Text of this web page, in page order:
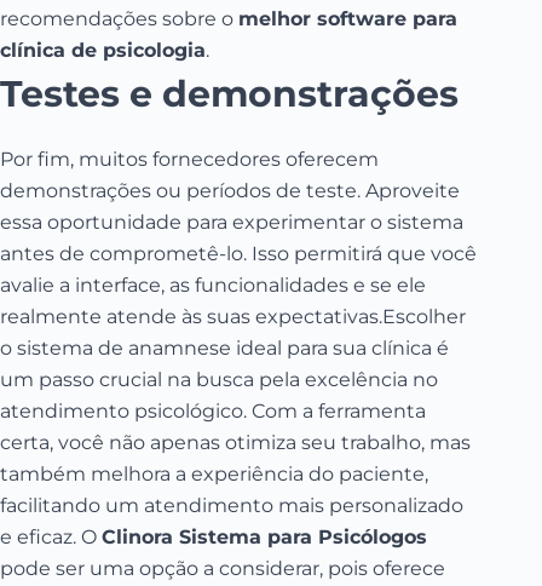
recomendações sobre o melhor software para
clínica de psicologia.
Testes e demonstrações
Por fim, muitos fornecedores oferecem
demonstrações ou períodos de teste. Aproveite
essa oportunidade para experimentar o sistema
antes de comprometê-lo. Isso permitirá que você
avalie a interface, as funcionalidades e se ele
realmente atende às suas expectativas.Escolher
o sistema de anamnese ideal para sua clínica é
um passo crucial na busca pela excelência no
atendimento psicológico. Com a ferramenta
certa, você não apenas otimiza seu trabalho, mas
também melhora a experiência do paciente,
facilitando um atendimento mais personalizado
e eficaz. O Clinora Sistema para Psicólogos
pode ser uma opção a considerar, pois oferece